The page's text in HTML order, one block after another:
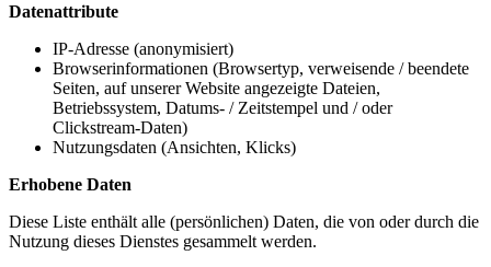
Datenattribute
IP-Adresse (anonymisiert)
Browserinformationen (Browsertyp, verweisende / beendete
Seiten, auf unserer Website angezeigte Dateien,
Betriebssystem, Datums- / Zeitstempel und / oder
Clickstream-Daten)
Nutzungsdaten (Ansichten, Klicks)
Erhobene Daten
Diese Liste enthält alle (persönlichen) Daten, die von oder durch die
Nutzung dieses Dienstes gesammelt werden.